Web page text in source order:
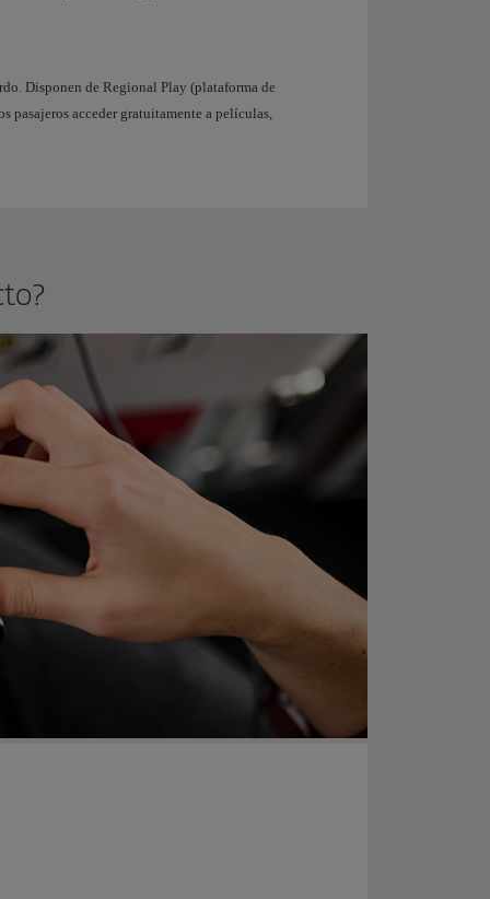
Disponen de Regional Play (plataforma de
acceder gratuitamente a películas,